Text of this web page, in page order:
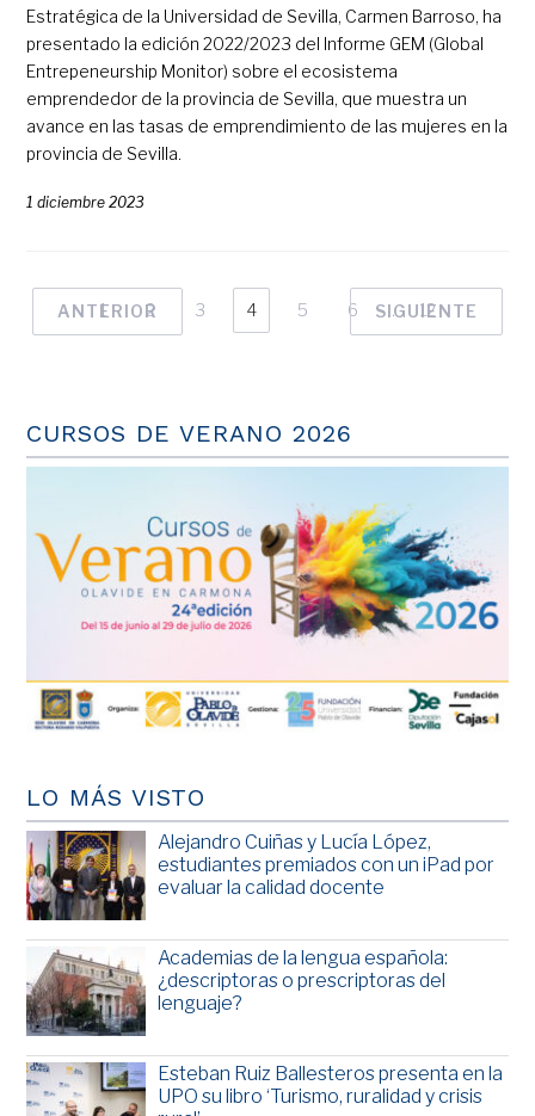
Estratégica de la Universidad de Sevilla, Carmen Barroso, ha
presentado la edición 2022/2023 del Informe GEM (Global
Entrepeneurship Monitor) sobre el ecosistema
emprendedor de la provincia de Sevilla, que muestra un
avance en las tasas de emprendimiento de las mujeres en la
provincia de Sevilla.
1 diciembre 2023
ANTERIOR
1 2 3 4 5 6 … 12
SIGUIENTE
CURSOS DE VERANO 2026
LO MÁS VISTO
Alejandro Cuiñas y Lucía López,
estudiantes premiados con un iPad por
evaluar la calidad docente
Academias de la lengua española:
¿descriptoras o prescriptoras del
lenguaje?
Esteban Ruiz Ballesteros presenta en la
UPO su libro ‘Turismo, ruralidad y crisis